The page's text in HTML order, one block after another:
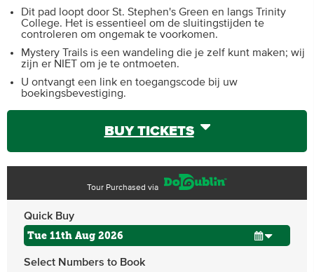
Dit pad loopt door St. Stephen's Green en langs Trinity
College. Het is essentieel om de sluitingstijden te
controleren om ongemak te voorkomen.
Mystery Trails is een wandeling die je zelf kunt maken; wij
zijn er NIET om je te ontmoeten.
U ontvangt een link en toegangscode bij uw
boekingsbevestiging.
BUY TICKETS
Tour Purchased via
Quick Buy
Select Numbers to Book